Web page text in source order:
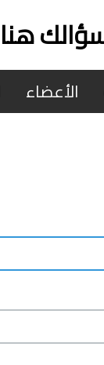
الأعضاء